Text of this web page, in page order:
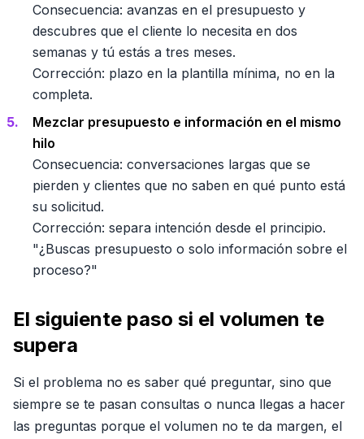
Consecuencia: avanzas en el presupuesto y
descubres que el cliente lo necesita en dos
semanas y tú estás a tres meses.
Corrección: plazo en la plantilla mínima, no en la
completa.
Mezclar presupuesto e información en el mismo
hilo
Consecuencia: conversaciones largas que se
pierden y clientes que no saben en qué punto está
su solicitud.
Corrección: separa intención desde el principio.
"¿Buscas presupuesto o solo información sobre el
proceso?"
El siguiente paso si el volumen te
supera
Si el problema no es saber qué preguntar, sino que
siempre se te pasan consultas o nunca llegas a hacer
las preguntas porque el volumen no te da margen, el